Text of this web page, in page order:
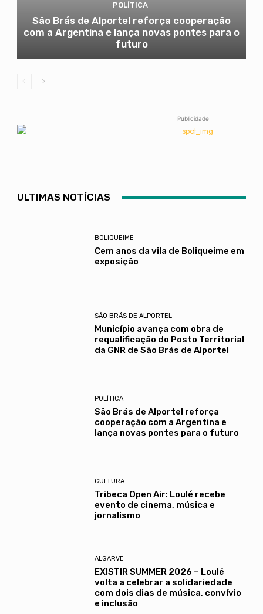
POLÍTICA
São Brás de Alportel reforça cooperação
com a Argentina e lança novas pontes para o
futuro
Publicidade
ULTIMAS NOTÍCIAS
BOLIQUEIME
Cem anos da vila de Boliqueime em
exposição
SÃO BRÁS DE ALPORTEL
Município avança com obra de
requalificação do Posto Territorial
da GNR de São Brás de Alportel
POLÍTICA
São Brás de Alportel reforça
cooperação com a Argentina e
lança novas pontes para o futuro
CULTURA
Tribeca Open Air: Loulé recebe
evento de cinema, música e
jornalismo
ALGARVE
EXISTIR SUMMER 2026 – Loulé
volta a celebrar a solidariedade
com dois dias de música, convívio
e inclusão